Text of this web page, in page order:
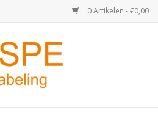
0 Artikelen - €0,00